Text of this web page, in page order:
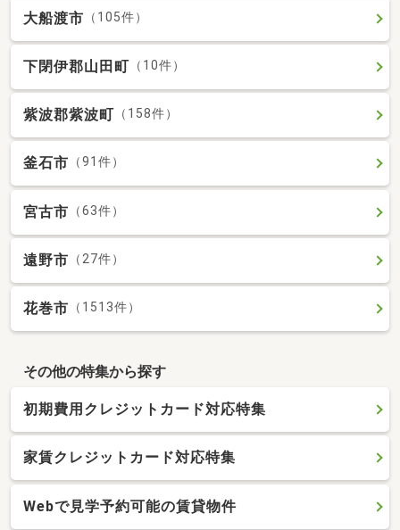
大船渡市 （105件）
下閉伊郡山田町 （10件）
紫波郡紫波町 （158件）
釜石市 （91件）
宮古市 （63件）
遠野市 （27件）
花巻市 （1513件）
その他の特集から探す
初期費用クレジットカード対応特集
家賃クレジットカード対応特集
Webで見学予約可能の賃貸物件